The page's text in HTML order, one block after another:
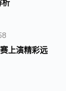
析
上演精彩远